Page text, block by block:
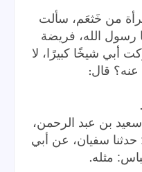
من خَثعَم، سألت
رسول الله، فريضة
أبي شيخًا كبيرًا، لا
قال:
.
سعيد بن عبد الرحمن،
حدثنا سفيان، عن أبي
مثله.